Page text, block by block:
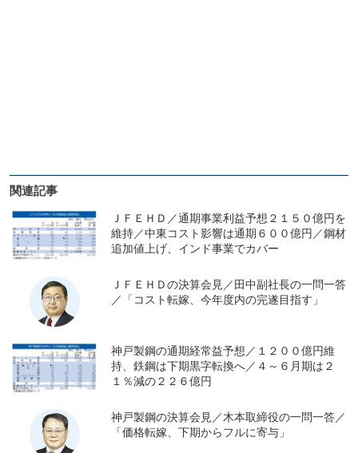
関連記事
ＪＦＥＨＤ／通期事業利益予想２１５０億円を
維持／中東コスト影響は通期６００億円／鋼材
追加値上げ、インド事業でカバー
ＪＦＥＨＤの決算会見／田中副社長の一問一答
／「コスト転嫁、今年度内の完遂目指す」
神戸製鋼の通期経常益予想／１２００億円維
持、鉄鋼は下期黒字転換へ／４～６月期は２
１％減の２２６億円
神戸製鋼の決算会見／木本取締役の一問一答／
「価格転嫁、下期からフルに寄与」